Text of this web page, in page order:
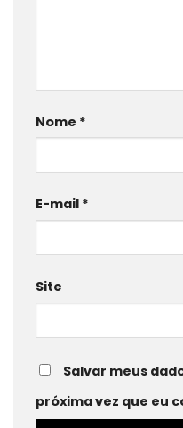
Nome *
E-mail *
Site
Salvar meus
próxima vez que eu